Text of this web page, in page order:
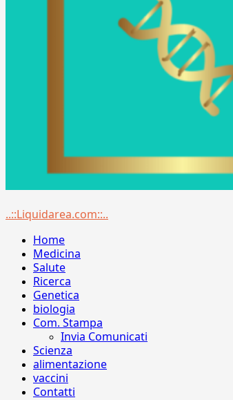
Menu
..::Liquidarea.com::..
Home
Medicina
Salute
Ricerca
Genetica
biologia
Com. Stampa
Invia Comunicati
Scienza
alimentazione
vaccini
Contatti